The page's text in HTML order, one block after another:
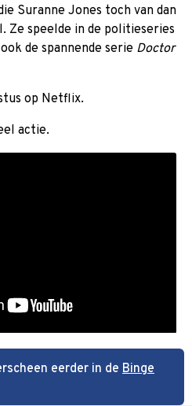
Suranne Jones toch van dan
Ze speelde in de politieseries
de spannende serie Doctor
op Netflix.
actie.
eerder in de Binge